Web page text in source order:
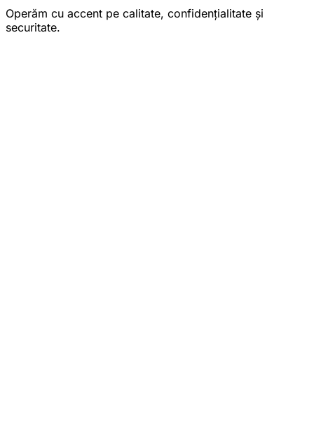
Operăm cu accent pe calitate, confidențialitate și
securitate.